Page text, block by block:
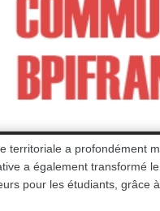
territoriale a profondément
a également transformé
pour les étudiants,